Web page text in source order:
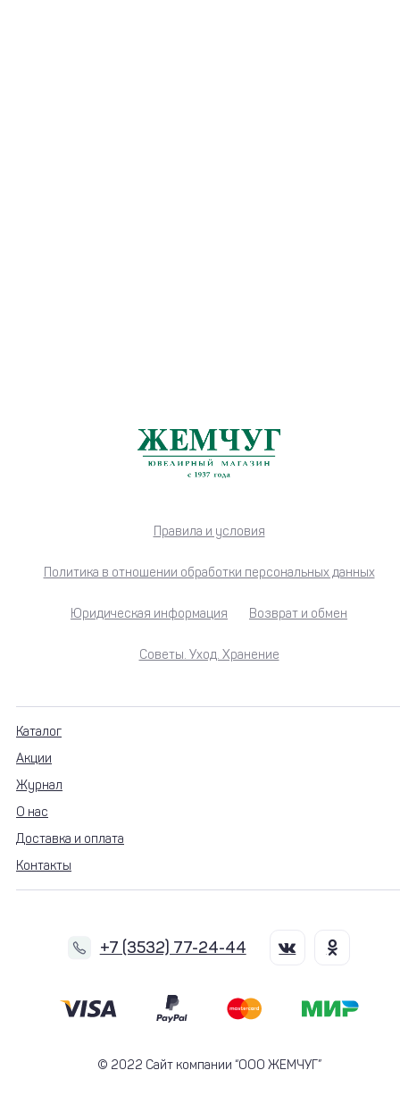
Правила и условия
Политика в отношении обработки персональных данных
Юридическая информация Возврат и обмен
Советы. Уход. Хранение
Каталог
Акции
Журнал
О нас
Доставка и оплата
Контакты
© 2022 Сайт компании “ООО ЖЕМЧУГ”
+7 (3532) 77-24-44